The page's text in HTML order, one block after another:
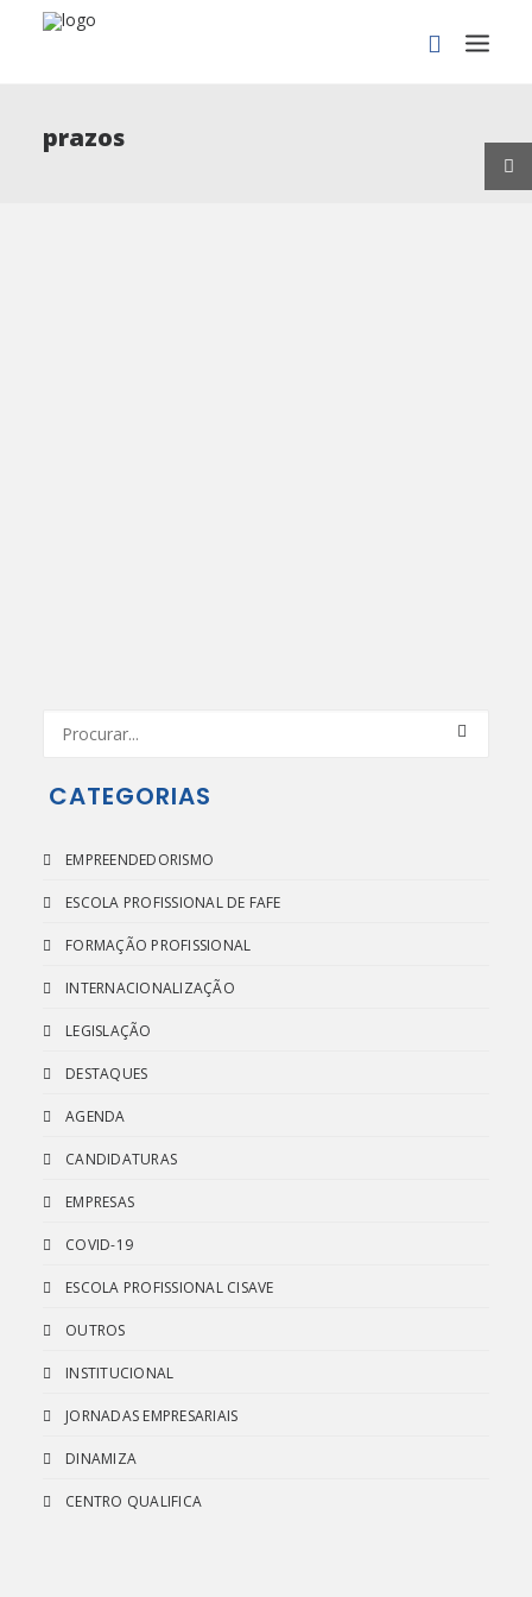
prazos
CATEGORIAS
EMPREENDEDORISMO
ESCOLA PROFISSIONAL DE FAFE
FORMAÇÃO PROFISSIONAL
INTERNACIONALIZAÇÃO
LEGISLAÇÃO
DESTAQUES
AGENDA
CANDIDATURAS
EMPRESAS
COVID-19
ESCOLA PROFISSIONAL CISAVE
OUTROS
INSTITUCIONAL
JORNADAS EMPRESARIAIS
DINAMIZA
CENTRO QUALIFICA